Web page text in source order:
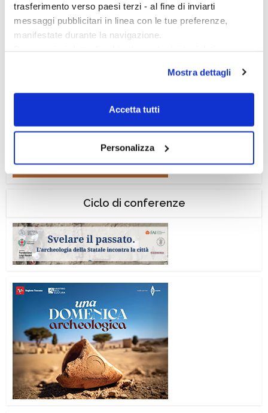
trasferimento verso paesi terzi - al fine di inviarti
messaggi pubblicitari in linea con le tue preferenze,
manifestate durante la navigazione.
scelte privacy sui cookie, ti invitiamo a prendere visione
dell’informativa cookie.
Chiudendo il banner tramite la “X” prosegui la
dei soli cookie tecnici. Selezionando “Accetta tutti” presti
il tuo consenso alla profilazione che potrai revocare in
ogni momentoRevoca
Mostra dettagli
Accetta tutti
Personalizza
Ciclo di conferenze